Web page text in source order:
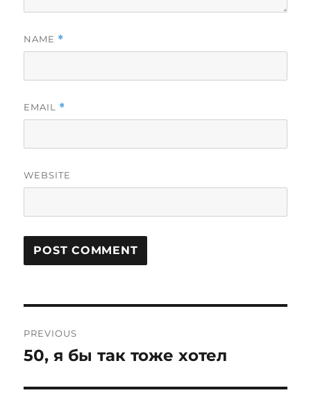
NAME *
EMAIL *
WEBSITE
navigation
PREVIOUS
Previous
50, я бы так тоже хотел